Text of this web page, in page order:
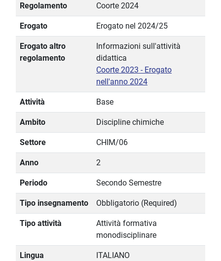
Regolamento Coorte 2024
Erogato Erogato nel 2024/25
Erogato altro
regolamento
Informazioni sull'attività
didattica
Coorte 2023 - Erogato
nell'anno 2024
Attività Base
Ambito Discipline chimiche
Settore CHIM/06
Anno 2
Periodo Secondo Semestre
Tipo insegnamento Obbligatorio (Required)
Tipo attività
Attività formativa
monodisciplinare
Lingua
ITALIANO